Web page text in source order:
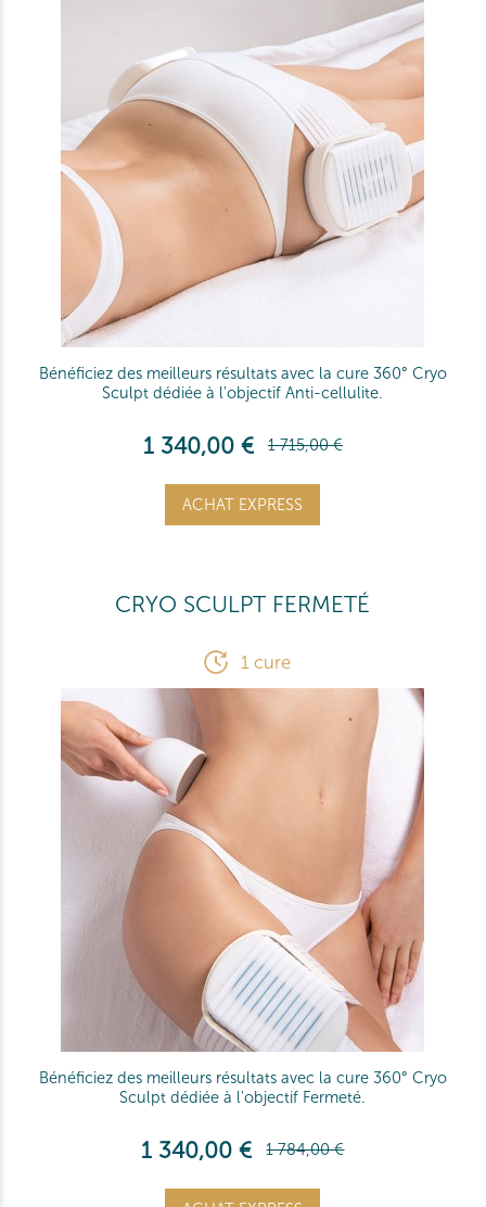
Bénéficiez des meilleurs résultats avec la cure 360° Cryo
Sculpt dédiée à l'objectif Anti-cellulite.
1 340,00 € 1 715,00 €
ACHAT EXPRESS
CRYO SCULPT FERMETÉ
1 cure
Bénéficiez des meilleurs résultats avec la cure 360° Cryo
Sculpt dédiée à l'objectif Fermeté.
1 340,00 € 1 784,00 €